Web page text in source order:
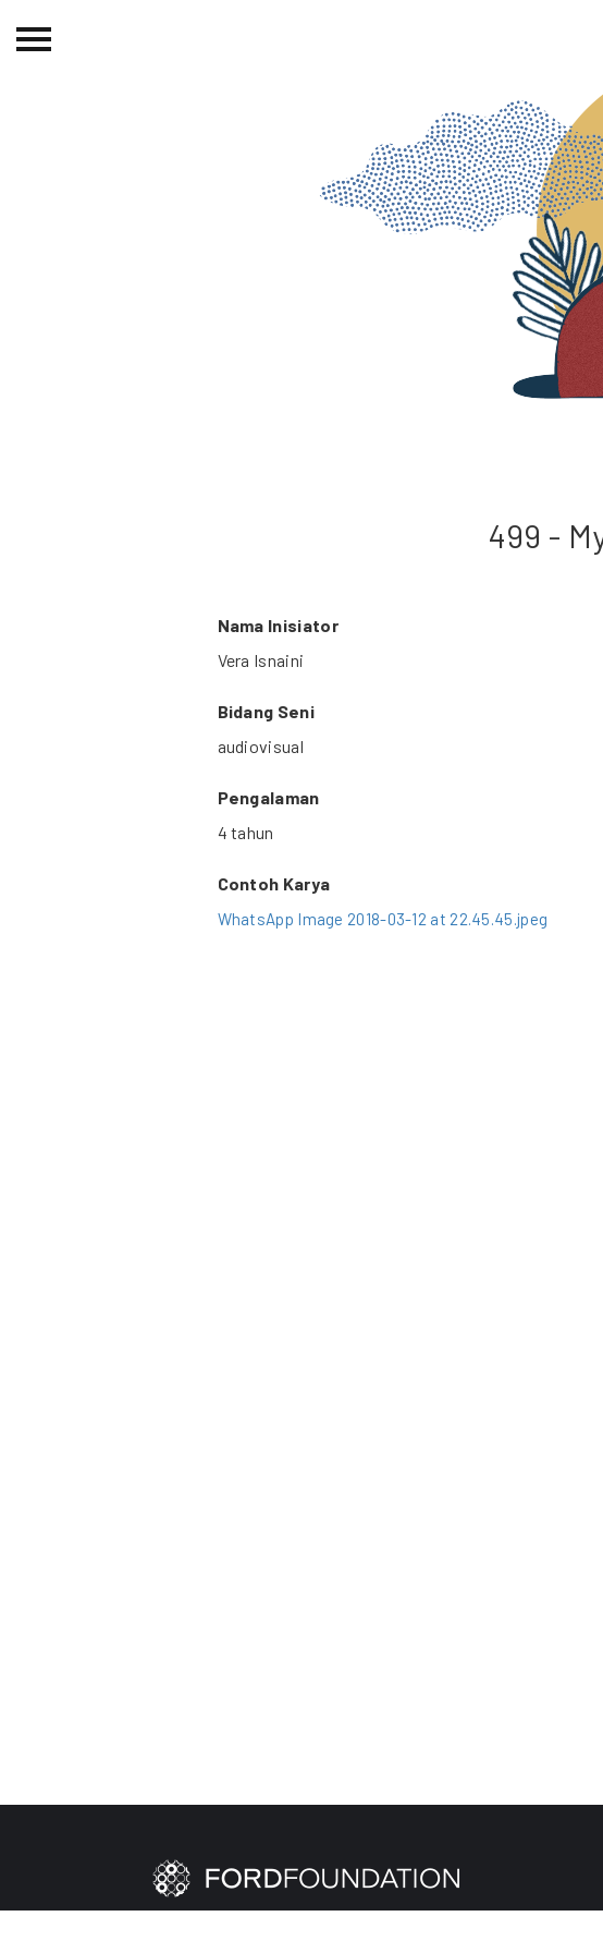
Beranda
499 -
Nama Inisiator
Vera Isnaini
Bidang Seni
audiovisual
Pengalaman
4 tahun
Contoh Karya
WhatsApp Image 2018-03-12 at 22.45.45.jpeg